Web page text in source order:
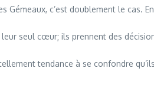
Gémeaux, c’est doublement le cas.
seul cœur; ils prennent des
tendance à se confondre